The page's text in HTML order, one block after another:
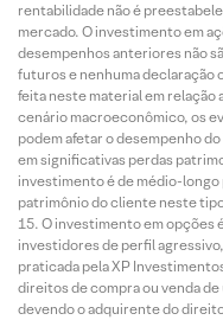
rentabilidade não é
mercado. O investimento em
desempenhos anteriores não
futuros e nenhuma declaração
feita neste material em relação
cenário macroeconômico, os
podem afetar o desempenho
em significativas perdas
investimento é de médio-longo
patrimônio do cliente neste
O investimento em opções
investidores de perfil
praticada pela XP
direitos de compra ou venda
devendo o adquirente do